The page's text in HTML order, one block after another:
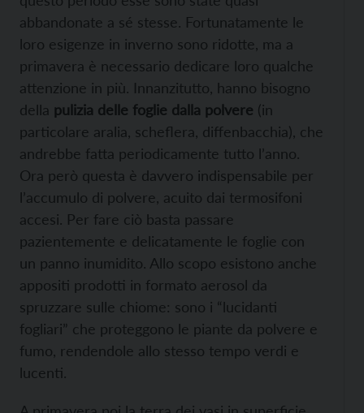
abbandonate a sé stesse. Fortunatamente le
loro esigenze in inverno sono ridotte, ma a
primavera è necessario dedicare loro qualche
attenzione in più. Innanzitutto, hanno bisogno
della pulizia delle foglie dalla polvere (in
particolare aralia, scheflera, diffenbacchia), che
andrebbe fatta periodicamente tutto l’anno.
Ora però questa è davvero indispensabile per
l’accumulo di polvere, acuito dai termosifoni
accesi. Per fare ciò basta passare
pazientemente e delicatamente le foglie con
un panno inumidito. Allo scopo esistono anche
appositi prodotti in formato aerosol da
spruzzare sulle chiome: sono i “lucidanti
fogliari” che proteggono le piante da polvere e
fumo, rendendole allo stesso tempo verdi e
lucenti.